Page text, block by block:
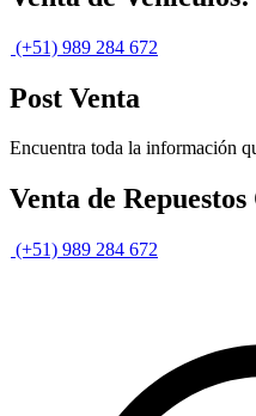
(+51) 989 284 672
Post Venta
Encuentra toda la
Venta de
(+51) 989 284 672